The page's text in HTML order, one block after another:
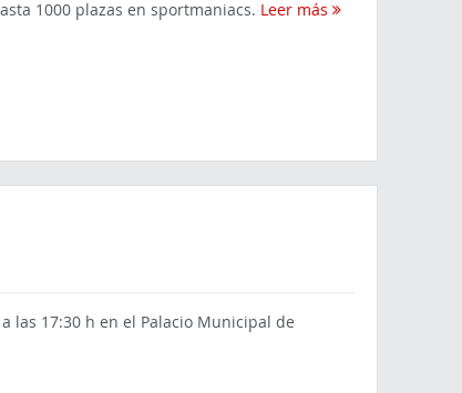
1000 plazas en sportmaniacs. Leer más
las 17:30 h en el Palacio Municipal de